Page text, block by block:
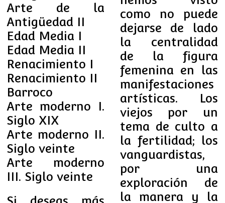
Arte de la
Antigüedad II
Edad Media I
Edad Media II
Renacimiento I
Renacimiento II
Barroco
Arte moderno I.
Siglo XIX
Arte moderno II.
Siglo veinte
Arte moderno
III. Siglo veinte
como no puede
dejarse de lado
la centralidad
de la figura
femenina en las
manifestaciones
artísticas. Los
viejos por un
tema de culto a
la fertilidad; los
vanguardistas,
por una
exploración de
la manera y la